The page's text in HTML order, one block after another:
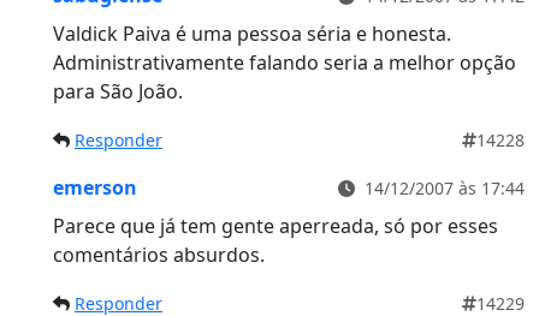
Valdick Paiva é uma pessoa séria e honesta.
Administrativamente falando seria a melhor opção
para São João.
Responder 14228
emerson 14/12/2007 às 17:44
Parece que já tem gente aperreada, só por esses
comentários absurdos.
Responder 14229